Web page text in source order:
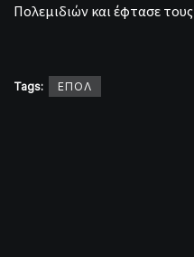
Πολεμιδιών και έφτασε
Tags: ΕΠΟΛ